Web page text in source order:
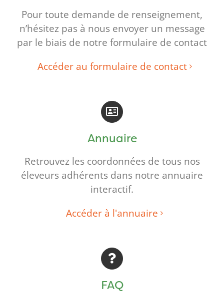
Pour toute demande de renseignement,
n’hésitez pas à nous envoyer un message
par le biais de notre formulaire de contact
Accéder au formulaire de contact
Annuaire
Retrouvez les coordonnées de tous nos
éleveurs adhérents dans notre annuaire
interactif.
Accéder à l'annuaire
FAQ